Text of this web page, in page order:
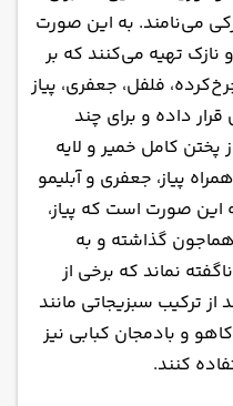
ترکی می‌نامند. به این صورت
نازک تهیه می‌کنند که بر
فلفل، جعفری، پیاز
داده و برای چند
پختن کامل خمیر و لایه
پیاز، جعفری و آبلیمو
صورت است که پیاز،
گذاشته و به
نماند که برخی از
ترکیب سبزیجاتی مانند
و بادمجان کبابی نیز
کنند.